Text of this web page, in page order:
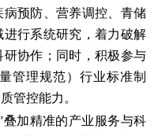
预防、营养调控、青储
行系统研究，着力破解
协作；同时，积极参与
管理规范）行业标准制
管控能力。
加精准的产业服务与科